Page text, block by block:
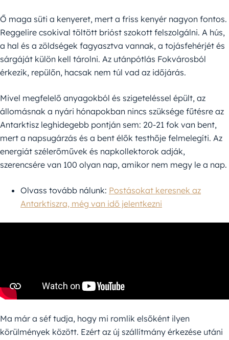
Ő maga süti a kenyeret, mert a friss kenyér nagyon fontos.
Reggelire csokival töltött brióst szokott felszolgálni. A hús,
a hal és a zöldségek fagyasztva vannak, a tojásfehérjét és
sárgáját külön kell tárolni. Az utánpótlás Fokvárosból
érkezik, repülőn, hacsak nem túl vad az időjárás.
Mivel megfelelő anyagokból és szigeteléssel épült, az
állomásnak a nyári hónapokban nincs szüksége fűtésre az
Antarktisz leghidegebb pontján sem: 20-21 fok van bent,
mert a napsugárzás és a bent élők testhője felmelegíti. Az
energiát szélerőművek és napkollektorok adják,
szerencsére van 100 olyan nap, amikor nem megy le a nap.
Olvass tovább nálunk: Postásokat keresnek az
Antarktiszra, még van idő jelentkezni
Ma már a séf tudja, hogy mi romlik elsőként ilyen
körülmények között. Ezért az új szállítmány érkezése utáni